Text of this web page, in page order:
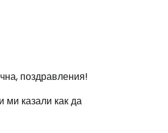
поздравления!
ми казали как да